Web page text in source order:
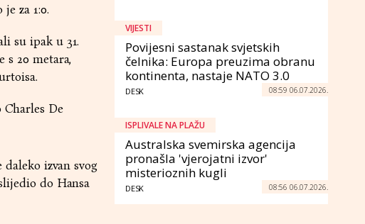
za 1:0.
su ipak u 31.
20 metara,
Charles De
izvan svog
do Hansa
VIJESTI
Povijesni sastanak svjetskih
čelnika: Europa preuzima obranu
kontinenta, nastaje NATO 3.0
DESK 08:59 06.07.2026.
ISPLIVALE NA PLAŽU
Australska svemirska agencija
pronašla 'vjerojatni izvor'
misterioznih kugli
DESK 08:56 06.07.2026.